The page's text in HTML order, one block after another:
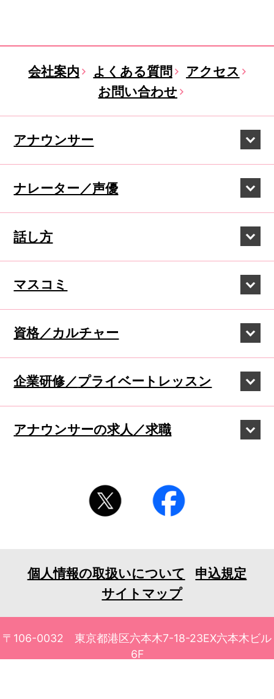
会社案内 よくある質問
アクセス
お問い合わせ
アナウンサー
ナレーター／声優
話し方
マスコミ
資格／カルチャー
企業研修／プライベートレッスン
アナウンサーの求人／求職
個人情報の取扱いについて
申込規定
サイトマップ
〒106-0032 東京都港区六本木7-18-23EX六本木ビル
6F